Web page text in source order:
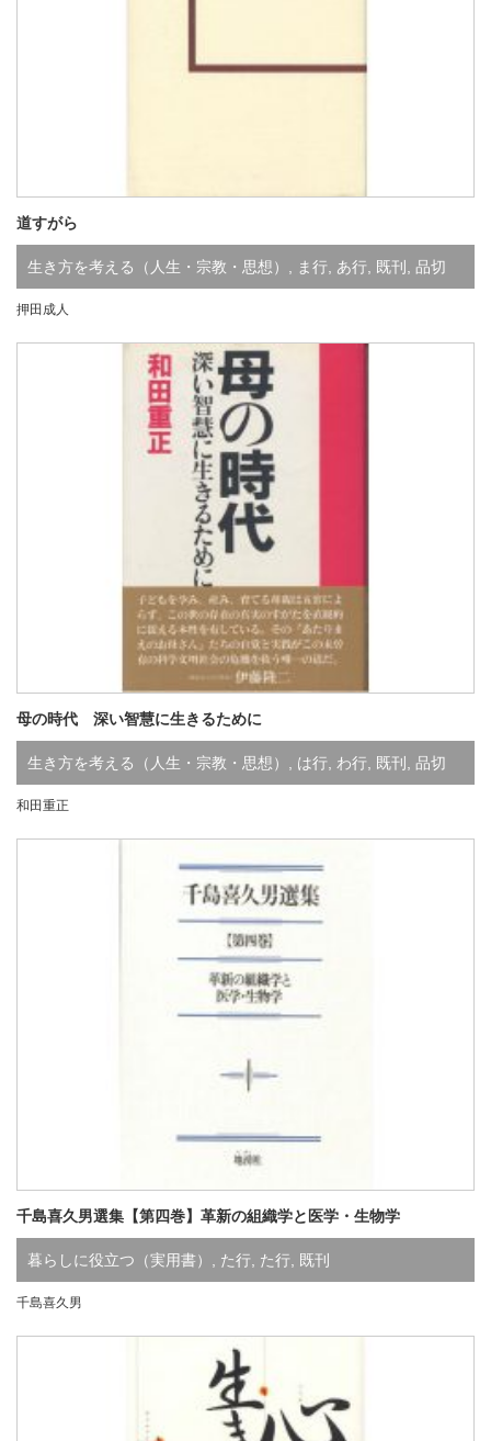
道すがら
生き方を考える（人生・宗教・思想） ま行 あ行 既刊 品切
押田成人
母の時代 深い智慧に生きるために
生き方を考える（人生・宗教・思想） , は行, わ行, 既刊 , 品切
和田重正
千島喜久男選集【第四巻】革新の組織学と医学・生物学
暮らしに役立つ（実用書） た行 た行 既刊
千島喜久男